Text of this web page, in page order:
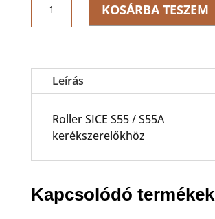
Görgő
abroncsok
szereléséhez
mennyiség
KOSÁRBA TESZEM
Leírás
Roller SICE S55 / S55A
kerékszerelőkhöz
Kapcsolódó termékek